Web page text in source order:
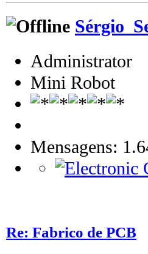
Administrator
Mini Robot
Mensagens:
Re: Fabrico de PCB